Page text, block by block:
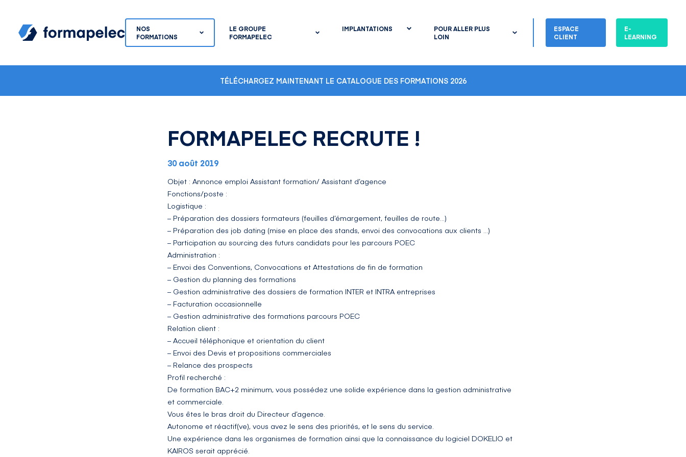
NOS
FORMATIONS
LE GROUPE
FORMAPELEC
IMPLANTATIONS
POUR ALLER PLUS
LOIN
ESPACE
CLIENT
E-
LEARNING
TÉLÉCHARGEZ MAINTENANT LE CATALOGUE DES FORMATIONS 2026
FORMAPELEC RECRUTE !
30 août 2019
Objet : Annonce emploi Assistant formation/ Assistant d’agence
Fonctions/poste :
Logistique :
– Préparation des dossiers formateurs (feuilles d’émargement, feuilles de route…)
– Préparation des job dating (mise en place des stands, envoi des convocations aux clients …)
– Participation au sourcing des futurs candidats pour les parcours POEC
Administration :
– Envoi des Conventions, Convocations et Attestations de fin de formation
– Gestion du planning des formations
– Gestion administrative des dossiers de formation INTER et INTRA entreprises
– Facturation occasionnelle
– Gestion administrative des formations parcours POEC
Relation client :
– Accueil téléphonique et orientation du client
– Envoi des Devis et propositions commerciales
– Relance des prospects
Profil recherché :
De formation BAC+2 minimum, vous possédez une solide expérience dans la gestion administrative
et commerciale.
Vous êtes le bras droit du Directeur d’agence.
Autonome et réactif(ve), vous avez le sens des priorités, et le sens du service.
Une expérience dans les organismes de formation ainsi que la connaissance du logiciel DOKELIO et
KAIROS serait apprécié.